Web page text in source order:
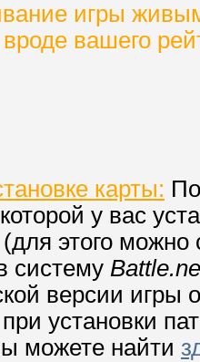
игры
вашего
карты:
у вас
этого можно
систему
версии игры
установки
можете найти